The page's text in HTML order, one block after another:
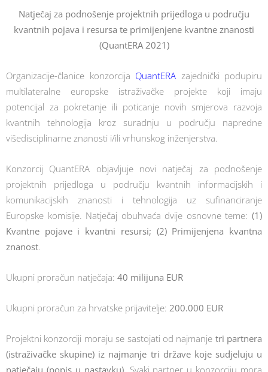
Natječaj za podnošenje projektnih prijedloga u području
kvantnih pojava i resursa te primijenjene kvantne znanosti
(QuantERA 2021)
Organizacije-članice konzorcija QuantERA zajednički podupiru
multilateralne europske istraživačke projekte koji imaju
potencijal za pokretanje ili poticanje novih smjerova razvoja
kvantnih tehnologija kroz suradnju u području napredne
višedisciplinarne znanosti i/ili vrhunskog inženjerstva.
Konzorcij QuantERA objavljuje novi natječaj za podnošenje
projektnih prijedloga u području kvantnih informacijskih i
komunikacijskih znanosti i tehnologija uz sufinanciranje
Europske komisije. Natječaj obuhvaća dvije osnovne teme: (1)
Kvantne pojave i kvantni resursi; (2) Primijenjena kvantna
znanost.
Ukupni proračun natječaja: 40 milijuna EUR
Ukupni proračun za hrvatske prijavitelje: 200.000 EUR
Projektni konzorciji moraju se sastojati od najmanje tri partnera
(istraživačke skupine) iz najmanje tri države koje sudjeluju u
natječaju (popis u nastavku). Svaki partner u konzorciju mora